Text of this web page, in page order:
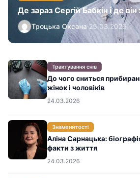
Де зараз Сергій Бабкін і де
Троцька Оксана·25.03.2026
Трактування снів
До чого сниться
жінок і чоловіків
24.03.2026
Знаменитості
Аліна Сарнацька:
факти з життя
24.03.2026